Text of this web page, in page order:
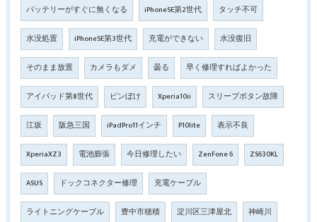
バッテリーがすぐに無くなる iPhoneSE第2世代 タッチ不可
水没処置 iPhoneSE第3世代 充電ができない 水没復旧
そのまま放置 カメラもダメ 曇る 早く修理すればよかった
アイパッド第8世代 ピンぼけ Xperia10ii スリープボタン故障
江坂 阪急三国 iPadPro11インチ P10lite 表示不良
XperiaXZ3 電池膨張 今日修理したい ZenFone 6 ZS630KL
ASUS ドックコネクター修理 充電ケーブル
ライトニングケーブル 豊中市穂積 淀川区三津屋北 神崎川